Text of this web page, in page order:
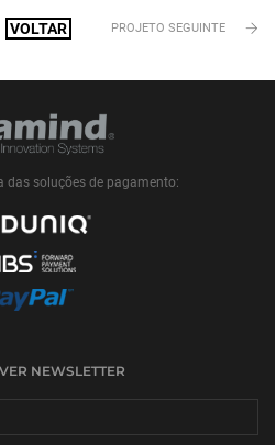
VOLTAR PROJETO SEGUINTE
das soluções de pagamento:
NEWSLETTER